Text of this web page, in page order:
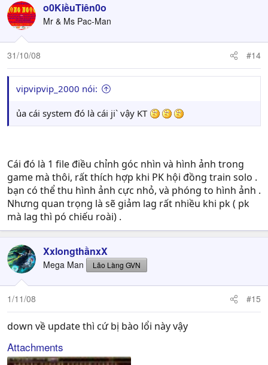
o0KiềuTiên0o
Mr & Ms Pac-Man
31/10/08 #14
vipvipvip_2000 nói:
ủa cái system đó là cái ji` vậy KT
Cái đó là 1 file điều chỉnh góc nhìn và hình ảnh trong
game mà thôi, rất thích hợp khi PK hội đồng train solo .
bạn có thể thu hình ảnh cực nhỏ, và phóng to hình ảnh .
Nhưng quan trọng là sẽ giảm lag rất nhiều khi pk ( pk
mà lag thì pó chiếu roài) .
XxlongthầnxX
Mega Man Lão Làng GVN
1/11/08 #15
down về update thì cứ bị bào lổi này vậy
Attachments